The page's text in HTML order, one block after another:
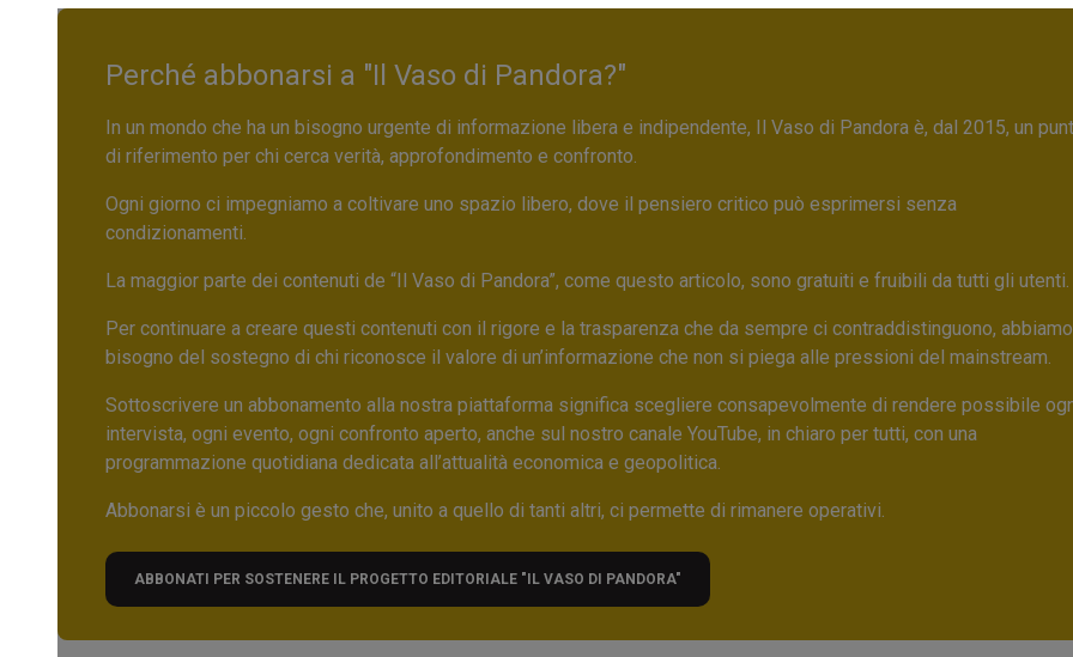
Perché abbonarsi a "Il Vaso di Pandora?"
In un mondo che ha un bisogno urgente di informazione libera e indipendente, Il Vaso di Pandora è, dal 2015, un
di riferimento per chi cerca verità, approfondimento e confronto.
Ogni giorno ci impegniamo a coltivare uno spazio libero, dove il pensiero critico può esprimersi senza
condizionamenti.
La maggior parte dei contenuti de “Il Vaso di Pandora”, come questo articolo, sono gratuiti e fruibili da tutti gli utenti.
Per continuare a creare questi contenuti con il rigore e la trasparenza che da sempre ci contraddistinguono, abbiamo
bisogno del sostegno di chi riconosce il valore di un’informazione che non si piega alle pressioni del mainstream.
Sottoscrivere un abbonamento alla nostra piattaforma significa scegliere consapevolmente di rendere possibile
intervista, ogni evento, ogni confronto aperto, anche sul nostro canale YouTube, in chiaro per tutti, con una
programmazione quotidiana dedicata all’attualità economica e geopolitica.
Abbonarsi è un piccolo gesto che, unito a quello di tanti altri, ci permette di rimanere operativi.
ABBONATI PER SOSTENERE IL PROGETTO EDITORIALE "IL VASO DI PANDORA"